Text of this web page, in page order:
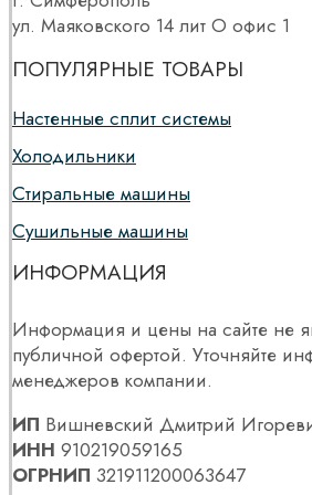
ул. Маяковского 14 лит О офис 1
ПОПУЛЯРНЫЕ ТОВАРЫ
Настенные сплит системы
Холодильники
Стиральные машины
Сушильные машины
ИНФОРМАЦИЯ
Информация и цены на сайте не
публичной офертой. Уточняйте
менеджеров компании.
ИП Вишневский Дмитрий
ИНН 910219059165
ОГРНИП 321911200063647